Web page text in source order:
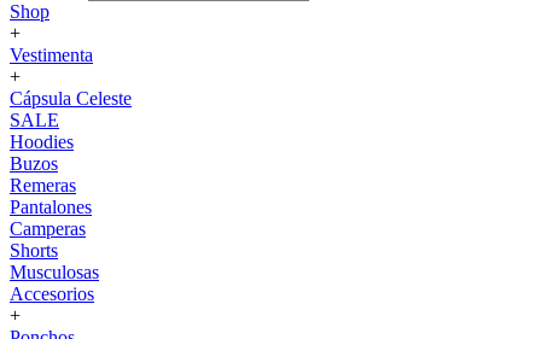
Shop
+
Vestimenta
+
Cápsula Celeste
SALE
Hoodies
Buzos
Remeras
Pantalones
Camperas
Shorts
Musculosas
Accesorios
+